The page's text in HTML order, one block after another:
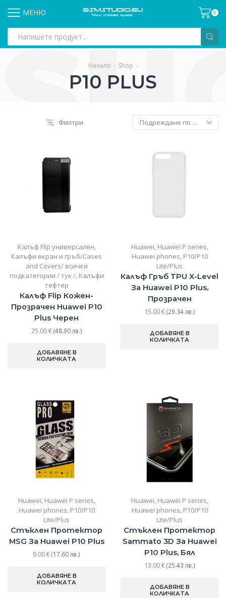
МЕНЮ 0
input
Начало Shop
P10 PLUS
Филтри
Калъф Flip универсален,
Калъфи екран и гръб/Cases
and Covers/ всички
подкатегории / тук /, Калъфи
тефтер
Калъф Flip Кожен-
Прозрачен Huawei P10
Plus Черен
25.00€(48.90 лв.)
ДОБАВЯНЕ В
КОЛИЧКАТА
Huawei, Huawei P series,
Huawei phones, P10/P10
Lite/Plus
Калъф Гръб TPU X-Level
За Huawei P10 Plus,
Прозрачен
15.00€(29.34 лв.)
ДОБАВЯНЕ В
КОЛИЧКАТА
Huawei, Huawei P series,
Huawei phones, P10/P10
Lite/Plus
Стъклен Протектор
MSG За Huawei P10 Plus
9.00€(17.60 лв.)
ДОБАВЯНЕ В
КОЛИЧКАТА
Huawei, Huawei P series,
Huawei phones, P10/P10
Lite/Plus
Стъклен Протектор
Sammato 3D За Huawei
P10 Plus, Бял
13.00€(25.43 лв.)
ДОБАВЯНЕ В
КОЛИЧКАТА